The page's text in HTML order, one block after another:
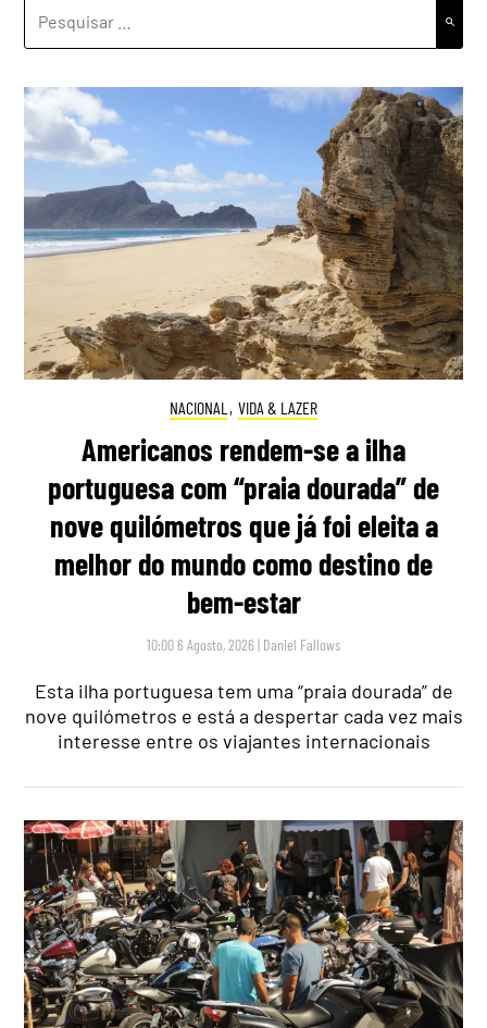
POR:
NACIONAL , VIDA & LAZER
Americanos rendem-se a ilha
portuguesa com “praia dourada” de
nove quilómetros que já foi eleita a
melhor do mundo como destino de
bem-estar
10:00 6 Agosto, 2026 | Daniel Fallows
Esta ilha portuguesa tem uma “praia dourada” de
nove quilómetros e está a despertar cada vez mais
interesse entre os viajantes internacionais